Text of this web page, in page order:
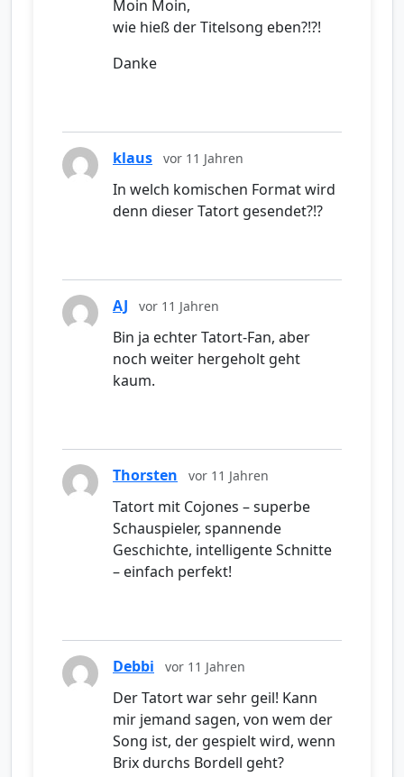
Moin Moin,
wie hieß der Titelsong eben?!?!
Danke
klaus vor 11 Jahren
In welch komischen Format wird
denn dieser Tatort gesendet?!?
AJ vor 11 Jahren
Bin ja echter Tatort-Fan, aber
noch weiter hergeholt geht
kaum.
Thorsten vor 11 Jahren
Tatort mit Cojones – superbe
Schauspieler, spannende
Geschichte, intelligente Schnitte
– einfach perfekt!
Debbi vor 11 Jahren
Der Tatort war sehr geil! Kann
mir jemand sagen, von wem der
Song ist, der gespielt wird, wenn
Brix durchs Bordell geht?